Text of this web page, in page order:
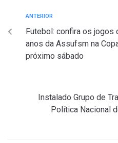
ANTERIOR
Futebol: confira os
anos da Assufsm na
próximo sábado
Instalado Grupo de
Política Nacional